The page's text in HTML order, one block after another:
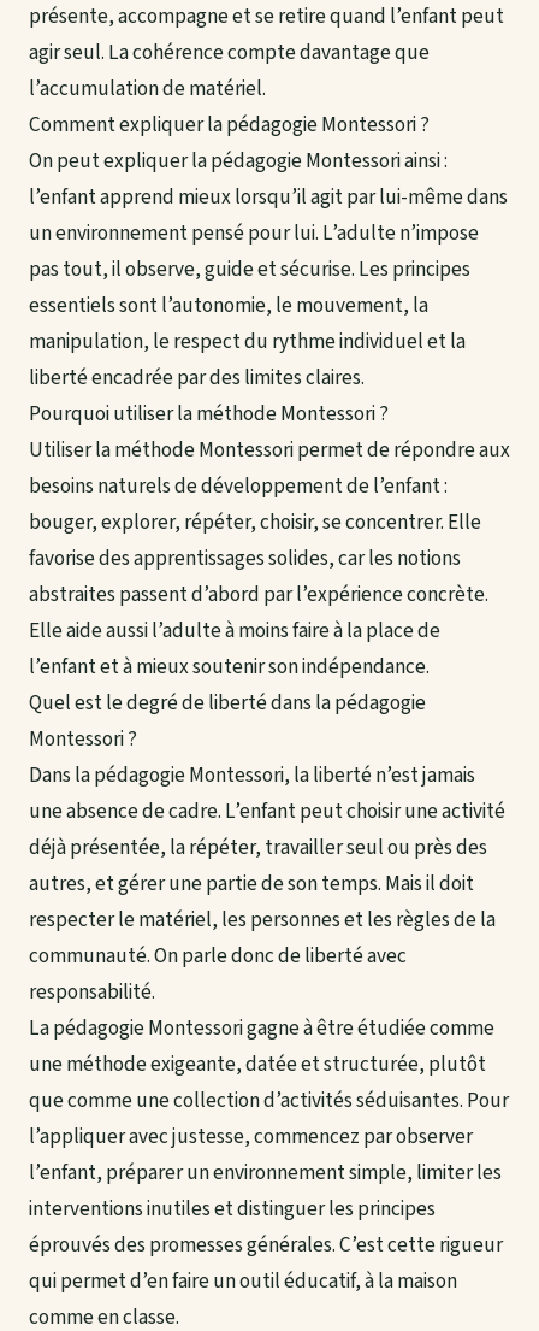
présente, accompagne et se retire quand l’enfant peut
agir seul. La cohérence compte davantage que
l’accumulation de matériel.
Comment expliquer la pédagogie Montessori ?
On peut expliquer la pédagogie Montessori ainsi :
l’enfant apprend mieux lorsqu’il agit par lui-même dans
un environnement pensé pour lui. L’adulte n’impose
pas tout, il observe, guide et sécurise. Les principes
essentiels sont l’autonomie, le mouvement, la
manipulation, le respect du rythme individuel et la
liberté encadrée par des limites claires.
Pourquoi utiliser la méthode Montessori ?
Utiliser la méthode Montessori permet de répondre aux
besoins naturels de développement de l’enfant :
bouger, explorer, répéter, choisir, se concentrer. Elle
favorise des apprentissages solides, car les notions
abstraites passent d’abord par l’expérience concrète.
Elle aide aussi l’adulte à moins faire à la place de
l’enfant et à mieux soutenir son indépendance.
Quel est le degré de liberté dans la pédagogie
Montessori ?
Dans la pédagogie Montessori, la liberté n’est jamais
une absence de cadre. L’enfant peut choisir une activité
déjà présentée, la répéter, travailler seul ou près des
autres, et gérer une partie de son temps. Mais il doit
respecter le matériel, les personnes et les règles de la
communauté. On parle donc de liberté avec
responsabilité.
La pédagogie Montessori gagne à être étudiée comme
une méthode exigeante, datée et structurée, plutôt
que comme une collection d’activités séduisantes. Pour
l’appliquer avec justesse, commencez par observer
l’enfant, préparer un environnement simple, limiter les
interventions inutiles et distinguer les principes
éprouvés des promesses générales. C’est cette rigueur
qui permet d’en faire un outil éducatif, à la maison
comme en classe.